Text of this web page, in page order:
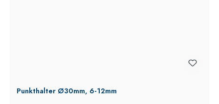
Punkthalter Ø30mm, 6-12mm